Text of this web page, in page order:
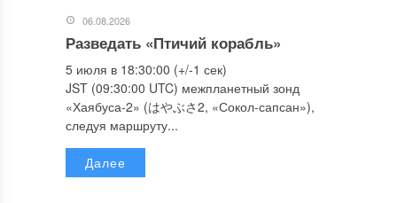
06.08.2026
Разведать «Птичий корабль»
5 июля в 18:30:00 (+/-1 сек)
JST (09:30:00 UTC) межпланетный зонд
«Хаябуса-2» (はやぶさ2, «Сокол-сапсан»),
следуя маршруту...
Далее